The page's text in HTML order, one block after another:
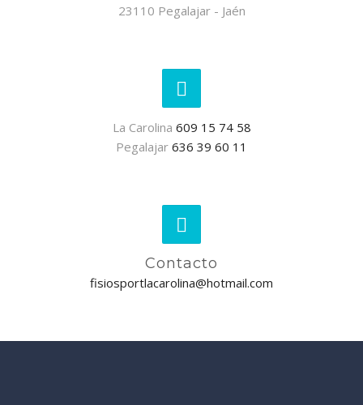
23110 Pegalajar - Jaén
La Carolina 609 15 74 58
Pegalajar 636 39 60 11
Contacto
fisiosportlacarolina@hotmail.com